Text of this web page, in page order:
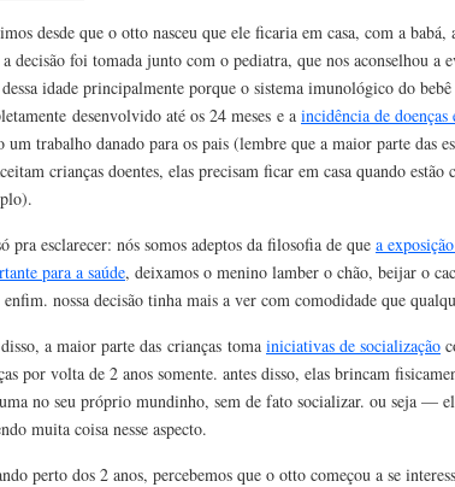
desde que o otto nasceu que ele ficaria em casa, com a babá,
a decisão foi tomada junto com o pediatra, que nos aconselhou a
dessa idade principalmente porque o sistema imunológico do bebê
desenvolvido até os 24 meses e a incidência de
um trabalho danado para os pais (lembre que a maior parte das
crianças doentes, elas precisam ficar em casa quando
pra esclarecer: nós somos adeptos da filosofia de que a
para a saúde, deixamos o menino lamber o chão, beijar o
nossa decisão tinha mais a ver com comodidade que
a maior parte das crianças toma iniciativas de socialização
por volta de 2 anos somente. antes disso, elas brincam
no seu próprio mundinho, sem de fato socializar. ou seja —
muita coisa nesse aspecto.
perto dos 2 anos, percebemos que o otto começou a se